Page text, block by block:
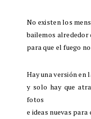
No existen los
bailemos alrededor
para que el fuego
Hay una versión en
y solo hay que
fotos
e ideas nuevas para